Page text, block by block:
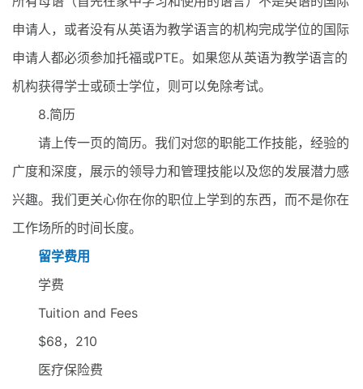
申请人，或者没有从英语为教学语言的机构完成学位的国际
申请人都必须参加托福或PTE。如果您从英语为教学语言的
机构获得学士或硕士学位，则可以免除考试。
8.简历
请上传一页的简历。我们对您的职能工作技能，经验的
广度和深度，展示的领导力和管理技能以及您的发展潜力感
兴趣。我们更关心你在你的职位上学到的东西，而不是你在
工作场所的时间长度。
留学费用
学费
Tuition and Fees
$68，210
医疗保险费